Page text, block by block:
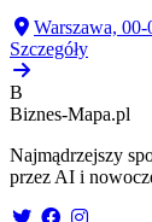
Warszawa,
Szczegóły
B
Biznes-Mapa.pl
Najmądrzejszy
przez AI i